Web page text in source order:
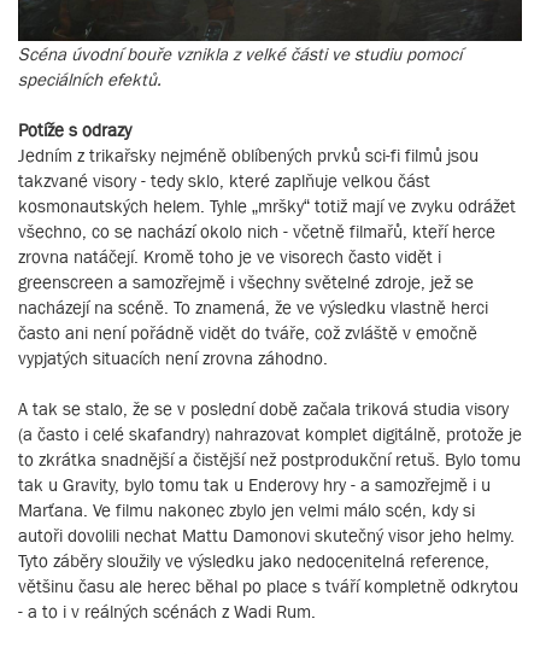
Scéna úvodní bouře vznikla z velké části ve studiu pomocí
speciálních efektů.
Potíže s odrazy
Jedním z trikařsky nejméně oblíbených prvků sci-fi filmů jsou
takzvané visory - tedy sklo, které zaplňuje velkou část
kosmonautských helem. Tyhle „mršky“ totiž mají ve zvyku odrážet
všechno, co se nachází okolo nich - včetně filmařů, kteří herce
zrovna natáčejí. Kromě toho je ve visorech často vidět i
greenscreen a samozřejmě i všechny světelné zdroje, jež se
nacházejí na scéně. To znamená, že ve výsledku vlastně herci
často ani není pořádně vidět do tváře, což zvláště v emočně
vypjatých situacích není zrovna záhodno.
A tak se stalo, že se v poslední době začala triková studia visory
(a často i celé skafandry) nahrazovat komplet digitálně, protože je
to zkrátka snadnější a čistější než postprodukční retuš. Bylo tomu
tak u Gravity, bylo tomu tak u Enderovy hry - a samozřejmě i u
Marťana. Ve filmu nakonec zbylo jen velmi málo scén, kdy si
autoři dovolili nechat Mattu Damonovi skutečný visor jeho helmy.
Tyto záběry sloužily ve výsledku jako nedocenitelná reference,
většinu času ale herec běhal po place s tváří kompletně odkrytou
- a to i v reálných scénách z Wadi Rum.